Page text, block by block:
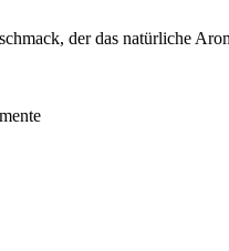
der das natürliche